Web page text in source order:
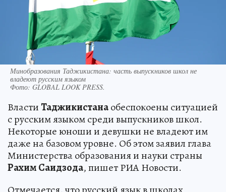
Минобразования Таджикистана: часть выпускников школ не
владеют русским языком
Фото: GLOBAL LOOK PRESS.
Власти Таджикистанаобеспокоены ситуацией
с русским языком среди выпускников школ.
Некоторые юноши и девушки не владеют им
даже на базовом уровне. Об этом заявил глава
Министерства образования и науки страны
РахимСаидзода, пишет РИА Новости.